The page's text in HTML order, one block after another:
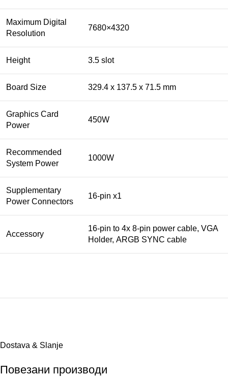
Maximum Digital
Resolution
7680×4320
Height 3.5 slot
Board Size 329.4 x 137.5 x 71.5 mm
Graphics Card
Power
450W
Recommended
System Power
1000W
Supplementary
Power Connectors
16-pin x1
Accessory
16-pin to 4x 8-pin power cable, VGA
Holder, ARGB SYNC cable
Dostava & Slanje
Повезани производи